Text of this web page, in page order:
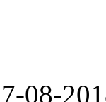
08-